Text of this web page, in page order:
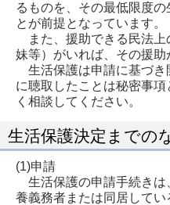
るものを、その最低限度
とが前提となっています。
また、援助できる民法上
妹等）がいれば、その援助
生活保護は申請に基づき
に聴取したことは秘密事
く相談してください。
生活保護決定までの
(1)申請
生活保護の申請手続きは
養義務者または同居してい